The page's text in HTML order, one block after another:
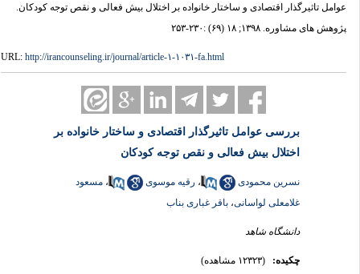
عوامل تاثیرگذار اقتصادی و ساختار خانواده بر اختلال بیش فعالی و نقص توجه کودکان.
پژوهش های مشاوره. ۱۳۹۸; ۱۸ (۶۹) :۲۳۰-۲۵۳
URL:http://irancounseling.ir/journal/article-۱-۱۰۳۱-fa.html
بررسی عوامل تاثیرگذار اقتصادی و ساختار خانواده بر
اختلال بیش فعالی و نقص توجه کودکان
نسرین محمودی ، رقیه موسوی ، مسعود
غلامعلی لواسانی، باقر غباری بناب
دانشگاه شاهد
چکیده: (۱۲۳۲۳ مشاهده)